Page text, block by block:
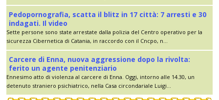
Pedopornografia, scatta il blitz in 17 città: 7 arresti e 30
indagati. Il video
Sette persone sono state arrestate dalla polizia del Centro operativo per la
sicurezza Cibernetica di Catania, in raccordo con il Cncpo, n...
Carcere di Enna, nuova aggressione dopo la rivolta:
ferito un agente penitenziario
Ennesimo atto di violenza al carcere di Enna. Oggi, intorno alle 14.30, un
detenuto straniero psichiatrico, nella Casa circondariale Luigi...